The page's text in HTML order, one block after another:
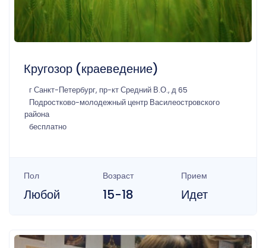
Кругозор (краеведение)
г Санкт-Петербург, пр-кт Средний В.О., д 65
Подростково-молодежный центр Василеостровского
района
бесплатно
Пол
Любой
Возраст
15-18
Прием
Идет